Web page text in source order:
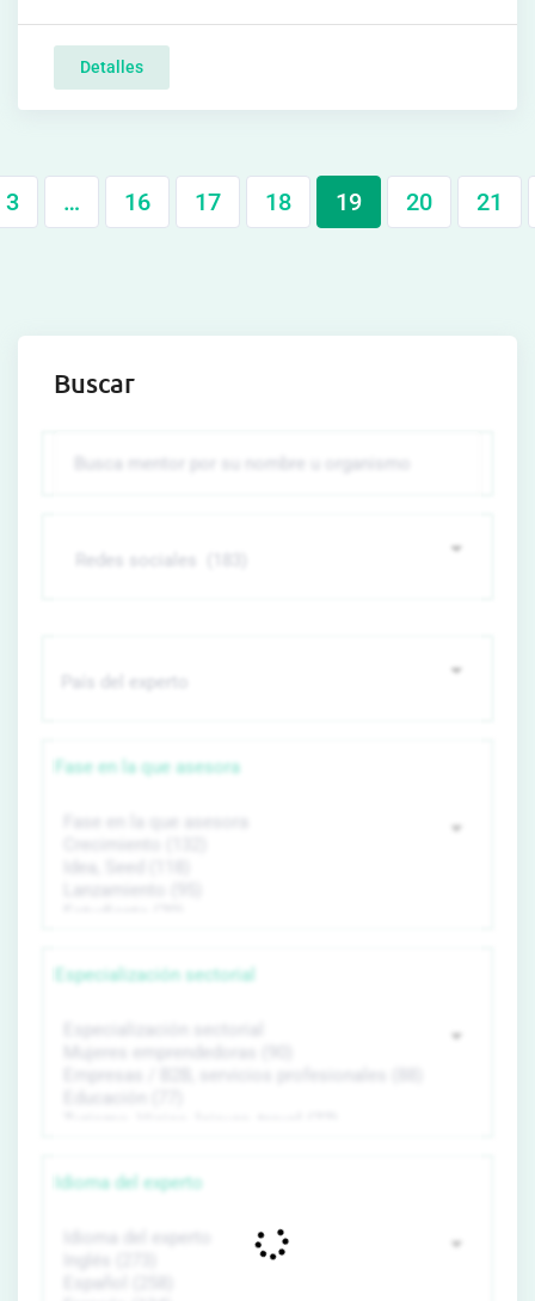
Detalles
3 … 16 17 18 19 20 21
Buscar
Fase en la que asesora
Especialización sectorial
Idioma del experto